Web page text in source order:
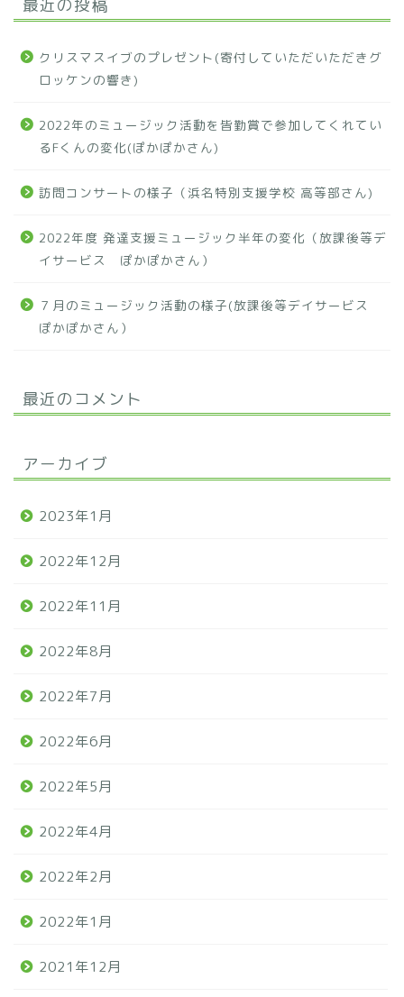
最近の投稿
クリスマスイブのプレゼント(寄付していただいただきグ
ロッケンの響き)
2022年のミュージック活動を皆勤賞で参加してくれてい
るFくんの変化(ぽかぽかさん)
訪問コンサートの様子（浜名特別支援学校 高等部さん)
2022年度 発達支援ミュージック半年の変化（放課後等デ
イサービス ぽかぽかさん）
７月のミュージック活動の様子(放課後等デイサービス
ぽかぽかさん）
最近のコメント
アーカイブ
2023年1月
2022年12月
2022年11月
2022年8月
2022年7月
2022年6月
2022年5月
2022年4月
2022年2月
2022年1月
2021年12月